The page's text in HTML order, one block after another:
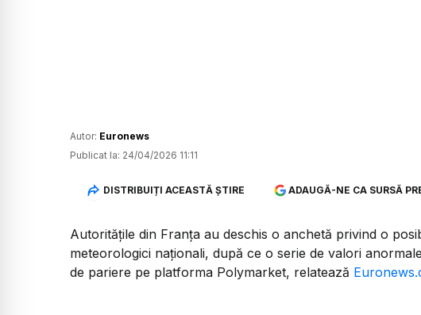
Autor: Euronews
Publicat la: 24/04/2026 11:11
DISTRIBUIȚI ACEASTĂ ȘTIRE ADAUGĂ-NE CA SURSĂ
Autoritățile din Franța au deschis o anchetă privind o
meteorologici naționali, după ce o serie de valori
de pariere pe platforma Polymarket, relatează